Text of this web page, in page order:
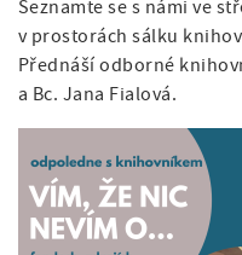
a
c
e
Seznamte se s námi ve
v prostorách sálku
Přednáší odborné
a Bc. Jana Fialová.
o
n